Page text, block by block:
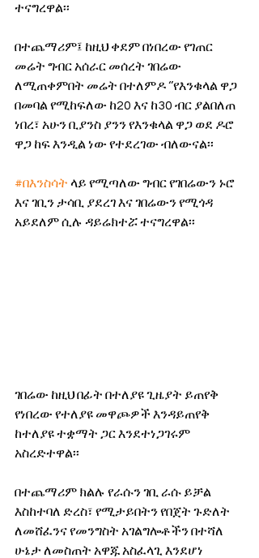
ተናግረዋል፡፡
በተጨማሪም፤ ከዚህ ቀደም በነበረው የገጠር
መሬት ግብር አሰራር መሰረት ገበሬው
ለሚጠቀምበት መሬት በተለምዶ ‘’የእንቁላል ዋጋ
በመባል የሚከፍለው ከ20 እና ከ30 ብር ያልበለጠ
ነበረ፣ አሁን ቢያንስ ያንን የእንቁላል ዋጋ ወደ ዶሮ
ዋጋ ከፍ እንዲል ነው የተደረገው ብለውናል፡፡
#በእንስሳት ላይ የሚጣለው ግብር የገበሬውን ኑሮ
እና ገቢን ታሳቢ ያደረገ እና ገበሬውን የሚጎዳ
አይደለም ሲሉ ዳይሬክተሯ ተናግረዋል፡፡
ገበሬው ከዚህ በፊት በተለያዩ ጊዜያት ይጠየቅ
የነበረው የተለያዩ መዋጮዎች እንዳይጠየቅ
ከተለያዩ ተቋማት ጋር እንደተነጋገሩም
አስረድተዋል፡፡
በተጨማሪም ክልሉ የራሱን ገቢ ራሱ ይቻል
እስከተባለ ድረስ፣ የሚታይበትን የበጀት ጉድለት
ለመሸፈንና የመንግስት አገልግሎቶችን በተሻለ
ሁኔታ ለመስጠት አዋጁ አስፈላጊ እንደሆነ